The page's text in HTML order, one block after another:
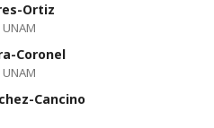
Ortiz
Coronel
Cancino